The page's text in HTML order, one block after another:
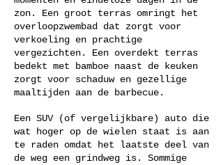
zon. Een groot terras omringt het
overloopzwembad dat zorgt voor
verkoeling en prachtige
vergezichten. Een overdekt terras
bedekt met bamboe naast de keuken
zorgt voor schaduw en gezellige
maaltijden aan de barbecue.
Een SUV (of vergelijkbare) auto die
wat hoger op de wielen staat is aan
te raden omdat het laatste deel van
de weg een grindweg is. Sommige